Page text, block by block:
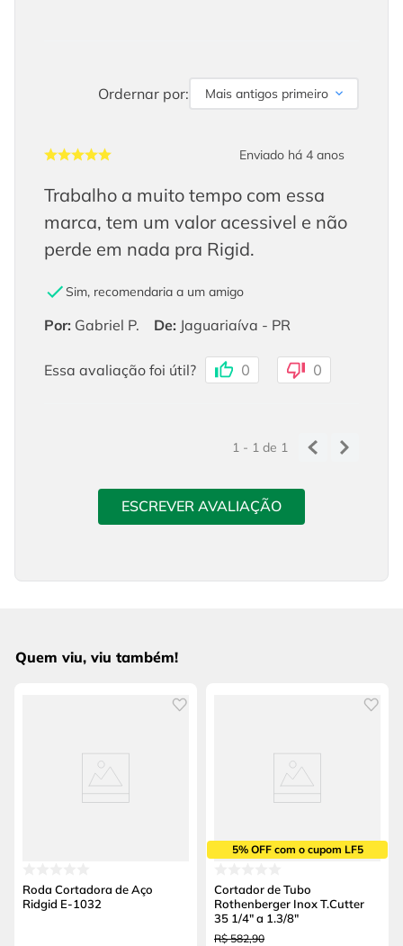
Ordernar por: Mais antigos primeiro
Enviado há 4 anos
Trabalho a muito tempo com essa
marca, tem um valor acessivel e não
perde em nada pra Rigid.
Sim, recomendaria a um amigo
Por: Gabriel P. De: Jaguariaíva - PR
Essa avaliação foi útil? 0 0
1 - 1de 1
ESCREVER AVALIAÇÃO
Quem viu, viu também!
Roda Cortadora de Aço
Ridgid E-1032
5% OFF com o cupom LF5
Cortador de Tubo
Rothenberger Inox T.Cutter
35 1/4" a 1.3/8"
R$ 582,90